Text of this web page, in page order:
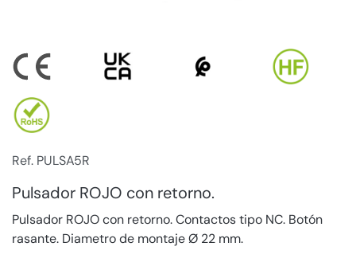
Ref. PULSA5R
Pulsador ROJO con retorno.
Pulsador ROJO con retorno. Contactos tipo NC. Botón
rasante. Diametro de montaje Ø 22 mm.